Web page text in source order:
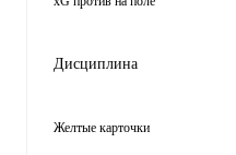
Дисциплина
Желтые карточки